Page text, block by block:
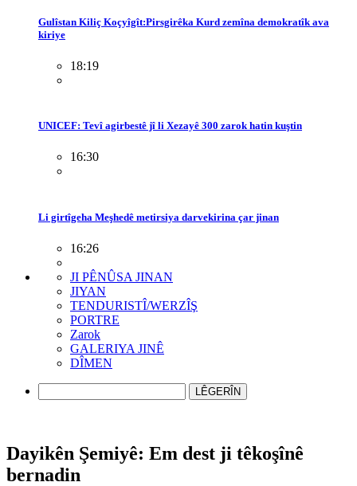
Gulîstan Kiliç Koçyîgît:Pirsgirêka Kurd zemîna demokratîk ava
kiriye
18:19
UNICEF: Tevî agirbestê jî li Xezayê 300 zarok hatin kuştin
16:30
Li girtîgeha Meşhedê metirsiya darvekirina çar jinan
16:26
JI PÊNÛSA JINAN
JIYAN
TENDURISTÎ/WERZÎŞ
PORTRE
Zarok
GALERIYA JINÊ
DÎMEN
LÊGERÎN
Dayikên Şemiyê: Em dest ji têkoşînê
bernadin